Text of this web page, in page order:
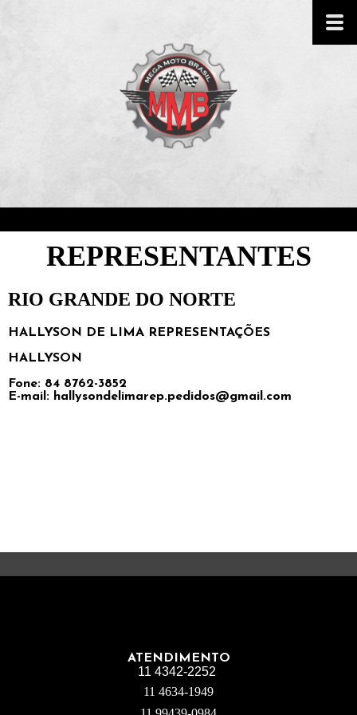
REPRESENTANTES
RIO GRANDE DO NORTE
HALLYSON DE LIMA REPRESENTAÇÕES
HALLYSON
Fone: 84 8762-3852
E-mail: hallysondelimarep.pedidos@gmail.com
ATENDIMENTO
11 4342-2252
11 4634-1949